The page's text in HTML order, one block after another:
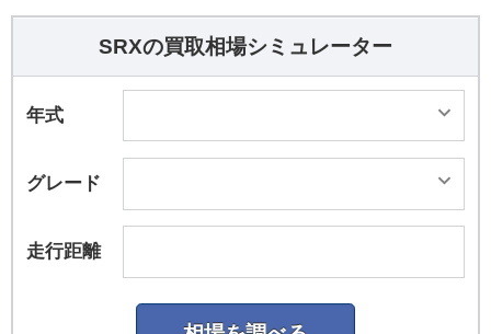
SRXの買取相場シミュレーター
年式
グレード
走行距離